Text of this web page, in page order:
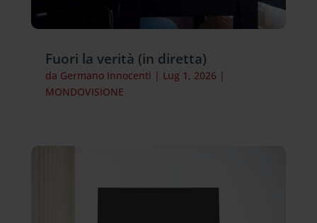
Fuori la verità (in diretta)
da Germano Innocenti | Lug 1, 2026 |
MONDOVISIONE